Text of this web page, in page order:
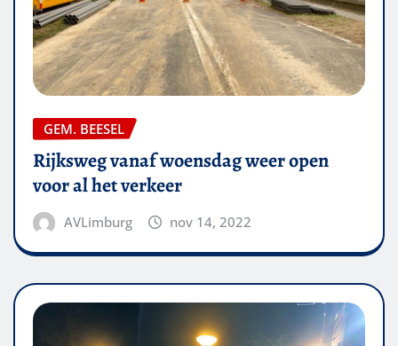
GEM. BEESEL
Rijksweg vanaf woensdag weer open
voor al het verkeer
AVLimburg nov 14, 2022